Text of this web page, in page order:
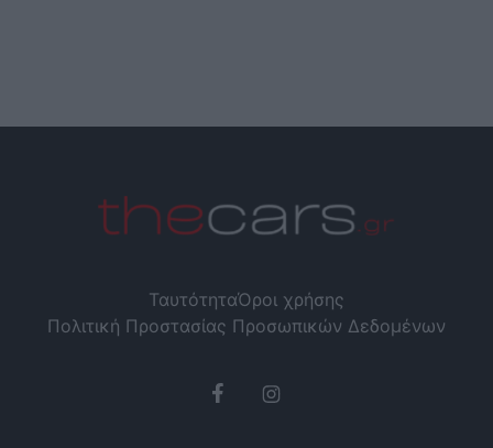
ΤαυτότηταΌροι χρήσης
Πολιτική Προστασίας Προσωπικών Δεδομένων